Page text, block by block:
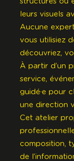
leurs visuels
Aucune
vous utilisiez
découvriez,
À partir d’un
service,
guidé·e pour
une direction
Cet atelier
composition,
de